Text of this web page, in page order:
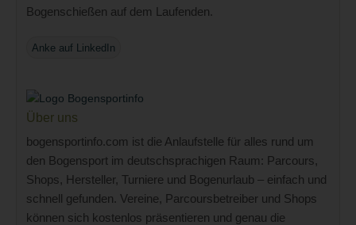
Bogenschießen auf dem Laufenden.
Anke auf LinkedIn
Über uns
bogensportinfo.com ist die Anlaufstelle für alles rund um
den Bogensport im deutschsprachigen Raum: Parcours,
Shops, Hersteller, Turniere und Bogenurlaub – einfach und
schnell gefunden. Vereine, Parcoursbetreiber und Shops
können sich kostenlos präsentieren und genau die